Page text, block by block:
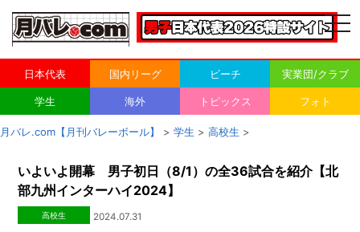
日本代表 国内リーグ ビーチ 実業団/クラブ
学生 海外 トピックス フォト
月バレ.com【月刊バレーボール】 > 学生 > 高校生 >
いよいよ開幕 男子初日（8/1）の全36試合を紹介【北
部九州インターハイ2024】
高校生 2024.07.31